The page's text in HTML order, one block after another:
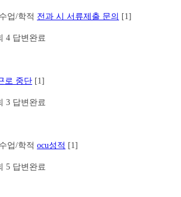
업/학적 전과 시 서류제출 문의 [1]
4 답변완료
로 중단 [1]
3 답변완료
업/학적 ocu성적 [1]
5 답변완료